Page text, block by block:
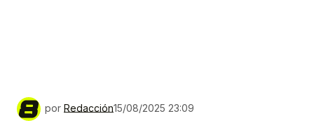
por Redacción15/08/2025 23:09